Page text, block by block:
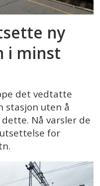
ny
i minst
det vedtatte
stasjon uten å
Nå varsler de
for